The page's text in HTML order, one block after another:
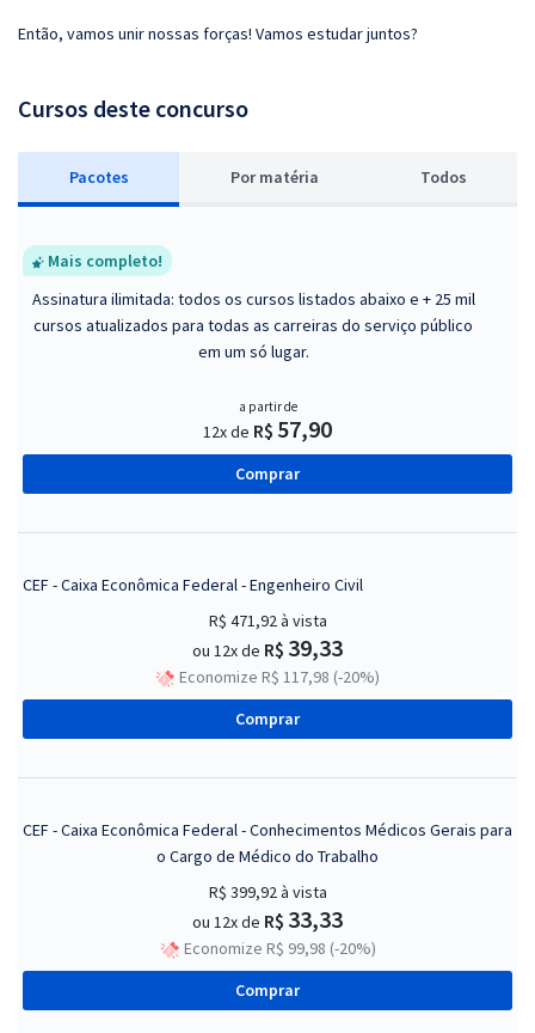
Então, vamos unir nossas forças! Vamos estudar juntos?
Cursos deste concurso
Pacotes Por matéria Todos
Mais completo!
Assinatura ilimitada: todos os cursos listados abaixo e + 25 mil
cursos atualizados para todas as carreiras do serviço público
em um só lugar.
a partir de
12x de R$ 57,90
Comprar
CEF - Caixa Econômica Federal - Engenheiro Civil
R$ 471,92à vista
ou 12x de R$ 39,33
Economize R$ 117,98 (-20%)
Comprar
CEF - Caixa Econômica Federal - Conhecimentos Médicos Gerais para
o Cargo de Médico do Trabalho
R$ 399,92à vista
ou 12x de R$ 33,33
Economize R$ 99,98 (-20%)
Comprar